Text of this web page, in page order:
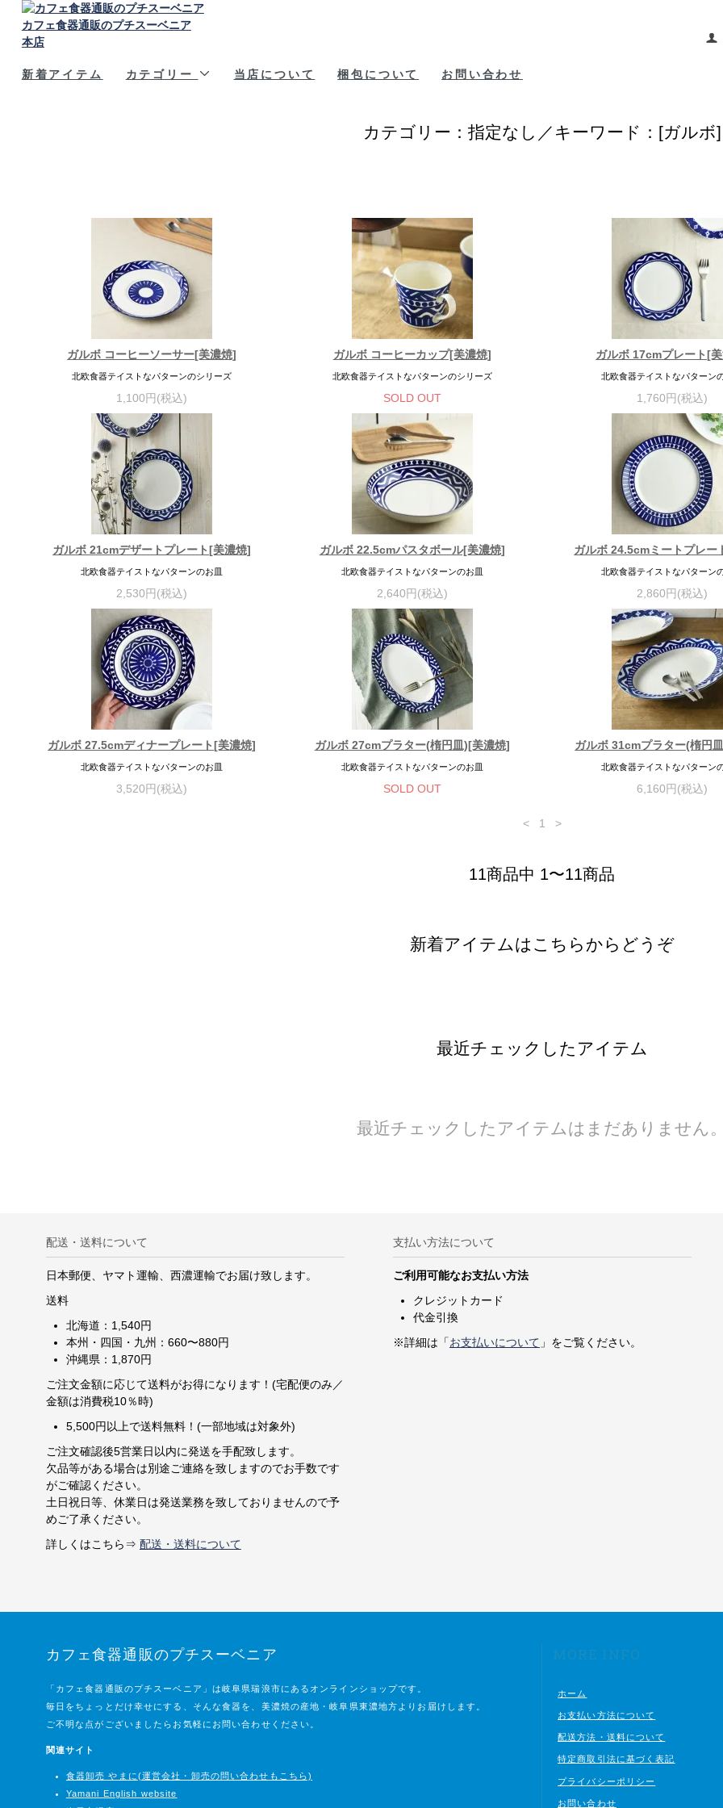
カフェ食器通販のプチスーベニア
本店
新着アイテム カテゴリー 当店について 梱包について お問い合わせ
カテゴリー：指定なし／キーワード：[ガルボ]
ガルボ コーヒーソーサー[美濃焼]
北欧食器テイストなパターンのシリーズ
1,100円(税込)
ガルボ コーヒーカップ[美濃焼]
北欧食器テイストなパターンのシリーズ
SOLD OUT
ガルボ 17cmプレート[
北欧食器テイストなパターン
1,760円(税込)
ガルボ 21cmデザートプレート[美濃焼]
北欧食器テイストなパターンのお皿
2,530円(税込)
ガルボ 22.5cmパスタボール[美濃焼]
北欧食器テイストなパターンのお皿
2,640円(税込)
ガルボ 24.5cmミートプレー
北欧食器テイストなパターン
2,860円(税込)
ガルボ 27.5cmディナープレート[美濃焼]
北欧食器テイストなパターンのお皿
3,520円(税込)
ガルボ 27cmプラター(楕円皿)[美濃焼]
北欧食器テイストなパターンのお皿
SOLD OUT
ガルボ 31cmプラター(楕円
北欧食器テイストなパターン
6,160円(税込)
< 1 >
11商品中 1〜11商品
新着アイテムはこちらからどうぞ
最近チェックしたアイテム
最近チェックしたアイテムはまだありません。
配送・送料について
日本郵便、ヤマト運輸、西濃運輸でお届け致します。
送料
北海道：1,540円
本州・四国・九州：660〜880円
沖縄県：1,870円
ご注文金額に応じて送料がお得になります！(宅配便のみ／
金額は消費税10％時)
5,500円以上で送料無料！(一部地域は対象外)
ご注文確認後5営業日以内に発送を手配致します。
欠品等がある場合は別途ご連絡を致しますのでお手数です
がご確認ください。
土日祝日等、休業日は発送業務を致しておりませんので予
めご了承ください。
詳しくはこちら⇒ 配送・送料について
支払い方法について
ご利用可能なお支払い方法
クレジットカード
代金引換
※詳細は「お支払いについて 」をご覧ください。
カフェ食器通販のプチスーベニア
「カフェ食器通販のプチスーベニア」は岐阜県瑞浪市にあるオンラインショップです。
毎日をちょっとだけ幸せにする、そんな食器を、美濃焼の産地・岐阜県東濃地方よりお届けします。
ご不明な点がございましたらお気軽にお問い合わせください。
関連サイト
食器卸売 やまに(運営会社・卸売の問い合わせもこちら)
Yamani English website
MORE INFO
ホーム
お支払い方法について
配送方法・送料について
特定商取引法に基づく表記
プライバシーポリシー
お問い合わせ